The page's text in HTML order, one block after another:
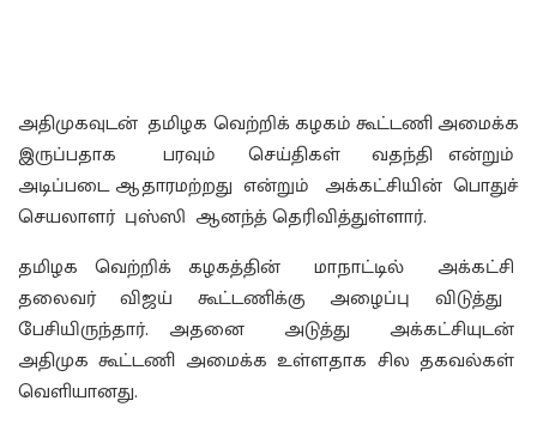
அதிமுகவுடன் தமிழக வெற்றிக் கழகம் கூட்டணி அமைக்க
இருப்பதாக பரவும் செய்திகள் வதந்தி என்றும்
அடிப்படை ஆதாரமற்றது என்றும் அக்கட்சியின் பொதுச்
செயலாளர் புஸ்ஸி ஆனந்த் தெரிவித்துள்ளார்.
தமிழக வெற்றிக் கழகத்தின் மாநாட்டில் அக்கட்சி
தலைவர் விஜய் கூட்டணிக்கு அழைப்பு விடுத்து
பேசியிருந்தார். அதனை அடுத்து அக்கட்சியுடன்
அதிமுக கூட்டணி அமைக்க உள்ளதாக சில தகவல்கள்
வெளியானது.